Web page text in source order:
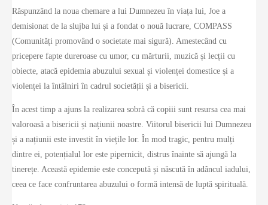
Răspunzând la noua chemare a lui Dumnezeu în viața lui, Joe a
demisionat de la slujba lui și a fondat o nouă lucrare, COMPASS
(Comunități promovând o societate mai sigură). Amestecând cu
pricepere fapte dureroase cu umor, cu mărturii, muzică și lecții cu
obiecte, atacă epidemia abuzului sexual și violenței domestice și a
violenței la întâlniri în cadrul societății și a bisericii.
În acest timp a ajuns la realizarea sobră că copiii sunt resursa cea mai
valoroasă a bisericii și națiunii noastre. Viitorul bisericii lui Dumnezeu
și a națiunii este investit în viețile lor. În mod tragic, pentru mulți
dintre ei, potențialul lor este pipernicit, distrus înainte să ajungă la
tinerețe. Această epidemie este concepută și născută în adâncul iadului,
ceea ce face confruntarea abuzului o formă intensă de luptă spirituală.